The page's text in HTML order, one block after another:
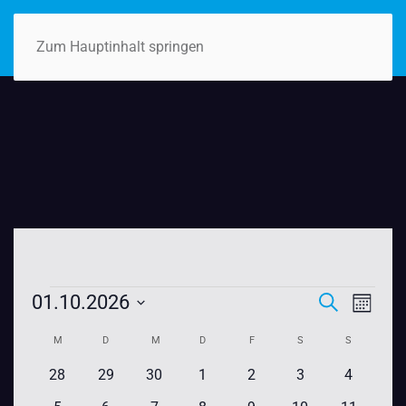
Zum Hauptinhalt springen
Veranstaltungen
Suche
und
Suche
Monat
01.10.2026
Kalender
von
M MONTAGD DIENSTAGM MITTWOCH
D DONNERSTAG
FFREITAG S SAMSTAG
S
0
28
0
29
0
30
0
1
0
2
0
3
0
4